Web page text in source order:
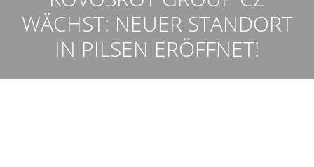
WÄCHST: NEUER STANDORT
IN PILSEN ERÖFFNET!